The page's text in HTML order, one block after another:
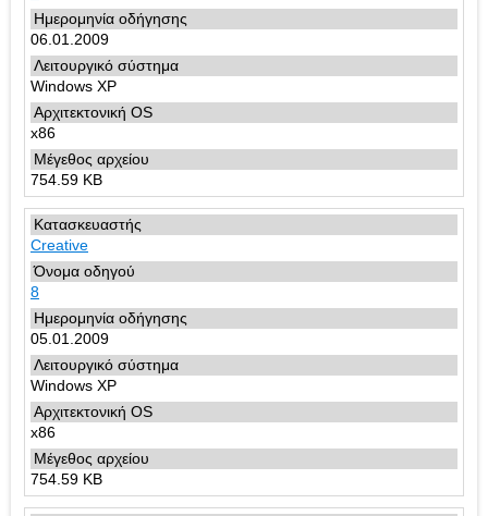
06.01.2009
Windows XP
x86
754.59 KB
Creative
8
05.01.2009
Windows XP
x86
754.59 KB